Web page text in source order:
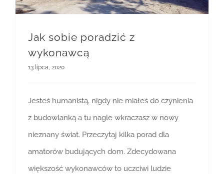
Jak sobie poradzić z
wykonawcą
13 lipca, 2020
Jesteś humanistą, nigdy nie miałeś do czynienia
z budowlanką a tu nagle wkraczasz w nowy
nieznany świat. Przeczytaj kilka porad dla
amatorów budujących dom. Zdecydowana
większość wykonawców to uczciwi ludzie